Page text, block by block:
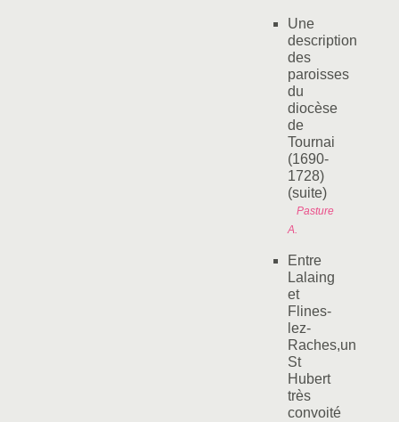
Une
description
des
paroisses
du
diocèse
de
Tournai
(1690-
1728)
(suite)
Pasture
A.
Entre
Lalaing
et
Flines-
lez-
Raches,un
St
Hubert
très
convoité